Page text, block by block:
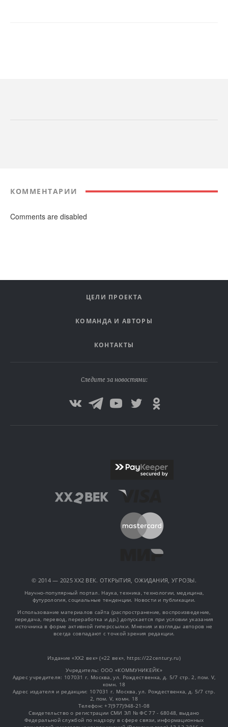
КОММЕНТАРИИ
Comments are disabled
ЦЕЛИ ПРОЕКТА
КОМАНДА И АВТОРЫ
КОНТАКТЫ
Следите за новостями:
© 2014 — 2025 XX2 ВЕК. ОТКРЫТИЯ, ОЖИДАНИЯ, УГРОЗЫ.
Научно-популярный портал. Наука, техника, технологии, медицина,
футурология, социальные тенденции. Новости и публикации.
Использование материалов сайта (распространение, воспроизведение,
передача, перевод, переработка и др.) допускается при условии указания
источника в форме активной гиперссылки. Мнения и взгляды авторов не
всегда совпадают с точкой зрения редакции.
Издание «XX2 век» («22 век», https://22century.ru)
Учредитель: OOO «КОММУНИКЕЙК»
Адрес учредителя: 107031 г. Москва, ул. Рождественка, д. 5/7 стр. 2, пом. V,
комн. 18
Адрес издателя и редакции: 107031 г. Москва, ул. Рождественка, д. 5/7 стр.
2, пом. V, комн. 18
Телефон: +7(977)948-21-08
Свидетельство о регистрации СМИ ЭЛ № ФС 77 - 68048, выдано
Федеральной службой по надзору в сфере связи, информационных